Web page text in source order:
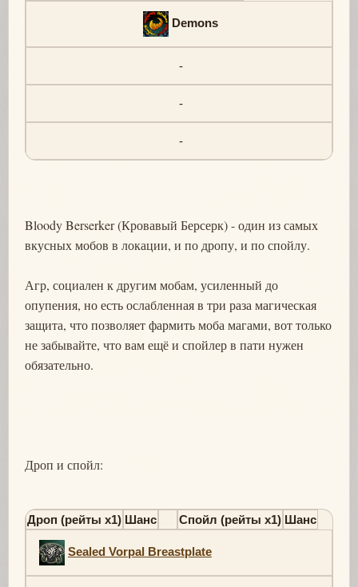
Demons
-
-
-
Bloody Berserker (Кровавый Берсерк) - один из самых
вкусных мобов в локации, и по дропу, и по спойлу.
Агр, социален к другим мобам, усиленный до
опупения, но есть ослабленная в три раза магическая
защита, что позволяет фармить моба магами, вот только
не забывайте, что вам ещё и спойлер в пати нужен
обязательно.
Дроп и спойл:
Дроп (рейты х1) Шанс Спойл (рейты х1) Шанс
Sealed Vorpal Breastplate